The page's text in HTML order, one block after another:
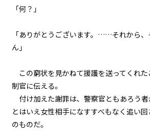
＜１３＞
『Serial killer
＜１４＞
第１話
『Serial killer
「何？」
「ありがとうございます。……それから
ん」
この窮状を見かねて援護を送ってくれ
制官に伝える。
付け加えた謝罪は、警察官ともあろう
とはいえ女性相手になすすべもなく追い
のものだ。